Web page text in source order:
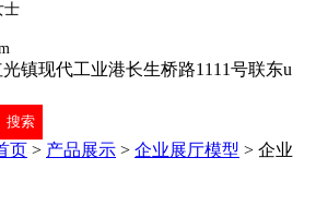
士
镇现代工业港长生桥路1111号联东u
页 > 产品展示 > 企业展厅模型 > 企业